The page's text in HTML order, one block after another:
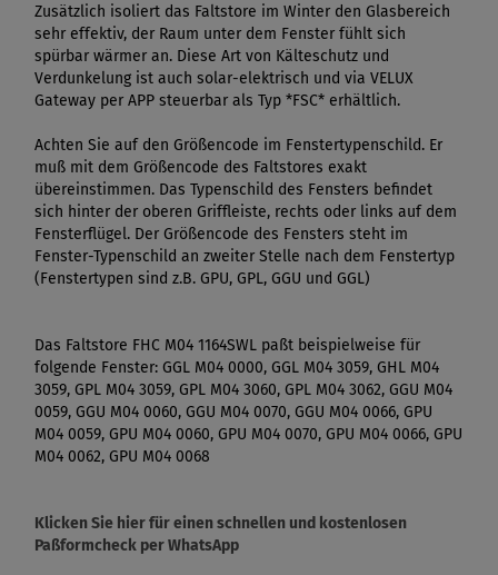
Zusätzlich isoliert das Faltstore im Winter den Glasbereich
sehr effektiv, der Raum unter dem Fenster fühlt sich
spürbar wärmer an. Diese Art von Kälteschutz und
Verdunkelung ist auch solar-elektrisch und via VELUX
Gateway per APP steuerbar als Typ *FSC* erhältlich.
Achten Sie auf den Größencode im Fenstertypenschild. Er
muß mit dem Größencode des Faltstores exakt
übereinstimmen. Das Typenschild des Fensters befindet
sich hinter der oberen Griffleiste, rechts oder links auf dem
Fensterflügel. Der Größencode des Fensters steht im
Fenster-Typenschild an zweiter Stelle nach dem Fenstertyp
(Fenstertypen sind z.B. GPU, GPL, GGU und GGL)
Das Faltstore FHC M04 1164SWL paßt beispielweise für
folgende Fenster: GGL M04 0000, GGL M04 3059, GHL M04
3059, GPL M04 3059, GPL M04 3060, GPL M04 3062, GGU M04
0059, GGU M04 0060, GGU M04 0070, GGU M04 0066, GPU
M04 0059, GPU M04 0060, GPU M04 0070, GPU M04 0066, GPU
M04 0062, GPU M04 0068
Klicken Sie hier für einen schnellen und kostenlosen
Paßformcheck per WhatsApp